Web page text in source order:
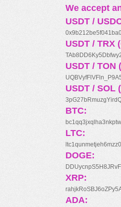
We accept
USDT /
USDT / TRX
USDT / TON
USDT / SOL
BTC:
LTC:
DOGE:
XRP:
ADA: